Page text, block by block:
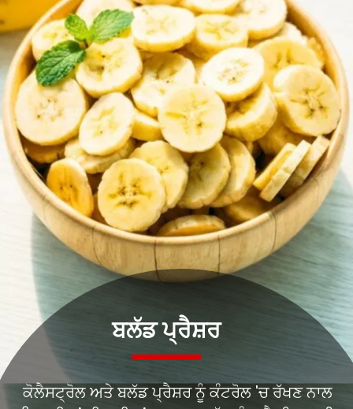
ਕੋਲੈਸਟ੍ਰੋਲ ਅਤੇ ਬਲੱਡ ਪ੍ਰੈਸ਼ਰ ਨੂੰ ਕੰਟਰੋਲ 'ਚ ਰੱਖਣ ਨਾਲ
ਬਲੱਡ ਪ੍ਰੈਸ਼ਰ